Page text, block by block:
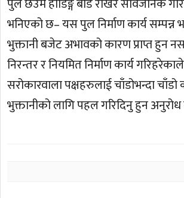
पुल छेउमै होडिङ्ग बोर्ड राखेर सार्वजनिक
भनिएको छ– यस पुल निर्माण कार्य
भुक्तानी बजेट अभावको कारण प्राप्त हुन
निरन्तर र नियमित निर्माण कार्य
सरोकारवाला पक्षहरुलाई चाँडोभन्दा चाँडो
भुक्तानीको लागि पहल गरिदिनु हुन अनुरोध